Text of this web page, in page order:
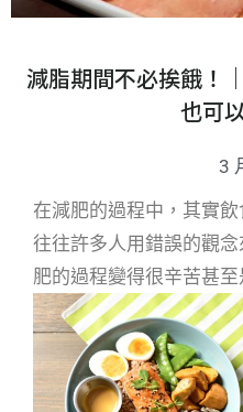
減脂期間不必挨餓！
也可
3
在減肥的過程中，其實
往往許多人用錯誤的觀
肥的過程變得很辛苦甚至